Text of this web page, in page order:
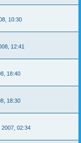
10:30
12:41
18:40
18:30
2007, 02:34